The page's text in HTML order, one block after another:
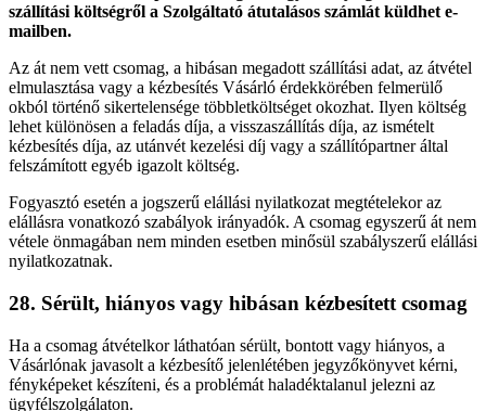
szállítási költségről a Szolgáltató átutalásos számlát küldhet e-
mailben.
Az át nem vett csomag, a hibásan megadott szállítási adat, az átvétel
elmulasztása vagy a kézbesítés Vásárló érdekkörében felmerülő
okból történő sikertelensége többletköltséget okozhat. Ilyen költség
lehet különösen a feladás díja, a visszaszállítás díja, az ismételt
kézbesítés díja, az utánvét kezelési díj vagy a szállítópartner által
felszámított egyéb igazolt költség.
Fogyasztó esetén a jogszerű elállási nyilatkozat megtételekor az
elállásra vonatkozó szabályok irányadók. A csomag egyszerű át nem
vétele önmagában nem minden esetben minősül szabályszerű elállási
nyilatkozatnak.
28. Sérült, hiányos vagy hibásan kézbesített csomag
Ha a csomag átvételkor láthatóan sérült, bontott vagy hiányos, a
Vásárlónak javasolt a kézbesítő jelenlétében jegyzőkönyvet kérni,
fényképeket készíteni, és a problémát haladéktalanul jelezni az
ügyfélszolgálaton.